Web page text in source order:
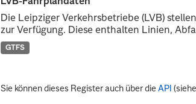
Die Leipziger Verkehrsbetriebe (LVB)
zur Verfügung. Diese enthalten Linien,
GTFS
Sie können dieses Register auch über dieAPI